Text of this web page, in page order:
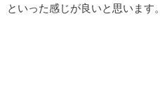
といった感じが良いと思います。